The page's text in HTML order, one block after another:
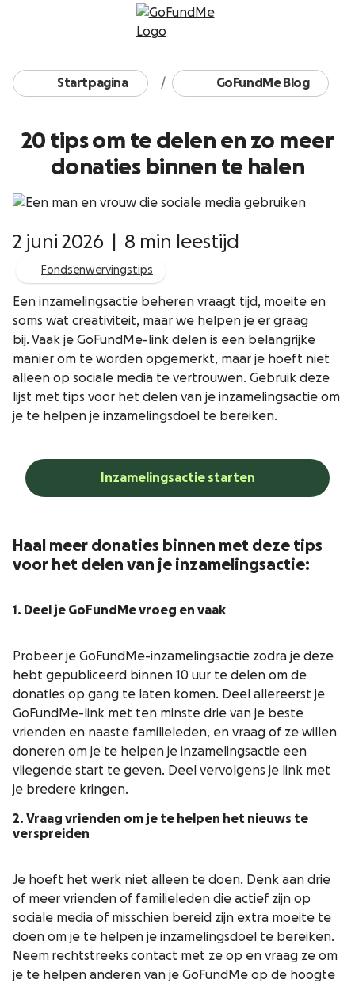
Ga naar inhoud
Startpagina GoFundMe Blog
20 tips om te delen en zo meer
donaties binnen te halen
2 juni 2026 8 min leestijd
Fondsenwervingstips
Een inzamelingsactie beheren vraagt tijd, moeite en
soms wat creativiteit, maar we helpen je er graag
bij. Vaak je GoFundMe-link delen is een belangrijke
manier om te worden opgemerkt, maar je hoeft niet
alleen op sociale media te vertrouwen. Gebruik deze
lijst met tips voor het delen van je inzamelingsactie om
je te helpen je inzamelingsdoel te bereiken.
Inzamelingsactie starten
Haal meer donaties binnen met deze tips
voor het delen van je inzamelingsactie:
1. Deel je GoFundMe vroeg en vaak
Probeer je GoFundMe-inzamelingsactie zodra je deze
hebt gepubliceerd binnen 10 uur te delen om de
donaties op gang te laten komen. Deel allereerst je
GoFundMe-link met ten minste drie van je beste
vrienden en naaste familieleden, en vraag of ze willen
doneren om je te helpen je inzamelingsactie een
vliegende start te geven. Deel vervolgens je link met
je bredere kringen.
2. Vraag vrienden om je te helpen het nieuws te
verspreiden
Je hoeft het werk niet alleen te doen. Denk aan drie
of meer vrienden of familieleden die actief zijn op
sociale media of misschien bereid zijn extra moeite te
doen om je te helpen je inzamelingsdoel te bereiken.
Neem rechtstreeks contact met ze op en vraag ze om
je te helpen anderen van je GoFundMe op de hoogte